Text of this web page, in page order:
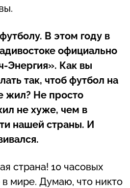
В этом году в
официально
Энергия». Как вы
так, чтоб футбол на
жил? Не просто
не хуже, чем в
нашей страны. И
страна! 10 часовых
в мире. Думаю, что никто